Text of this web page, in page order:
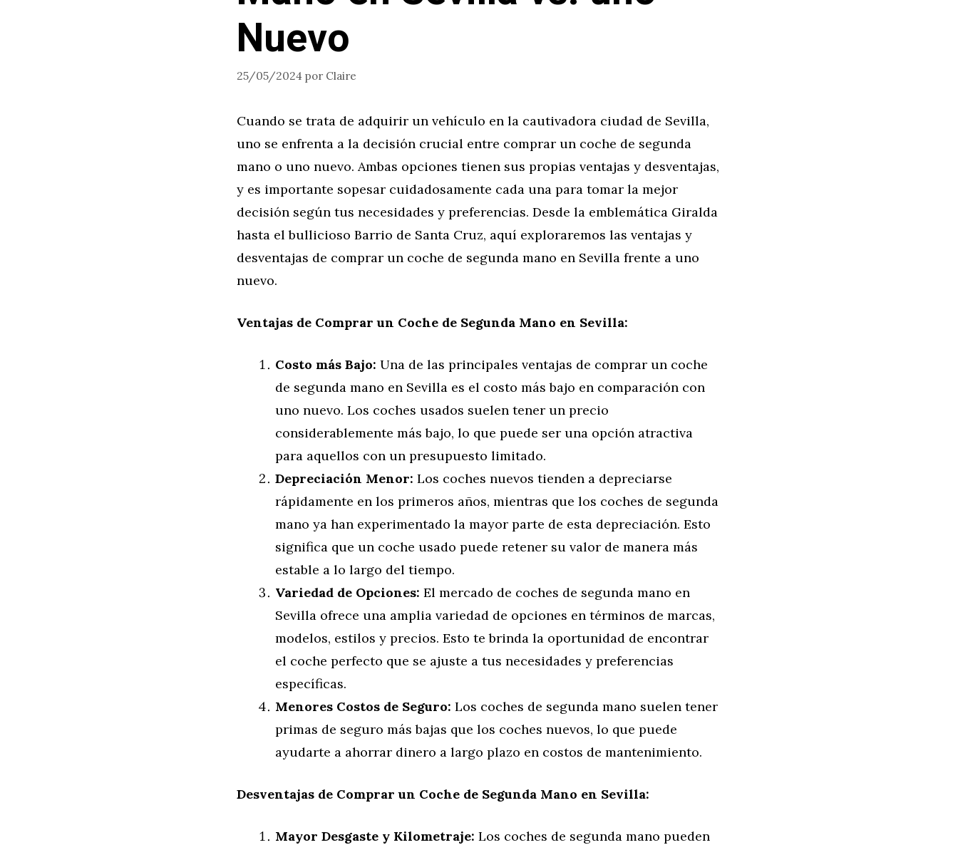
Nuevo
25/05/2024 por Claire
Cuando se trata de adquirir un vehículo en la cautivadora ciudad de Sevilla,
uno se enfrenta a la decisión crucial entre comprar un coche de segunda
mano o uno nuevo. Ambas opciones tienen sus propias ventajas y desventajas,
y es importante sopesar cuidadosamente cada una para tomar la mejor
decisión según tus necesidades y preferencias. Desde la emblemática Giralda
hasta el bullicioso Barrio de Santa Cruz, aquí exploraremos las ventajas y
desventajas de comprar un coche de segunda mano en Sevilla frente a uno
nuevo.
Ventajas de Comprar un Coche de Segunda Mano en Sevilla:
Costo más Bajo: Una de las principales ventajas de comprar un coche
de segunda mano en Sevilla es el costo más bajo en comparación con
uno nuevo. Los coches usados ​​suelen tener un precio
considerablemente más bajo, lo que puede ser una opción atractiva
para aquellos con un presupuesto limitado.
Depreciación Menor: Los coches nuevos tienden a depreciarse
rápidamente en los primeros años, mientras que los coches de segunda
mano ya han experimentado la mayor parte de esta depreciación. Esto
significa que un coche usado puede retener su valor de manera más
estable a lo largo del tiempo.
Variedad de Opciones: El mercado de coches de segunda mano en
Sevilla ofrece una amplia variedad de opciones en términos de marcas,
modelos, estilos y precios. Esto te brinda la oportunidad de encontrar
el coche perfecto que se ajuste a tus necesidades y preferencias
específicas.
Menores Costos de Seguro: Los coches de segunda mano suelen tener
primas de seguro más bajas que los coches nuevos, lo que puede
ayudarte a ahorrar dinero a largo plazo en costos de mantenimiento.
Desventajas de Comprar un Coche de Segunda Mano en Sevilla:
Mayor Desgaste y Kilometraje: Los coches de segunda mano pueden